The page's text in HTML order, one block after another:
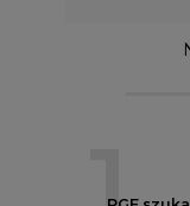
PGE